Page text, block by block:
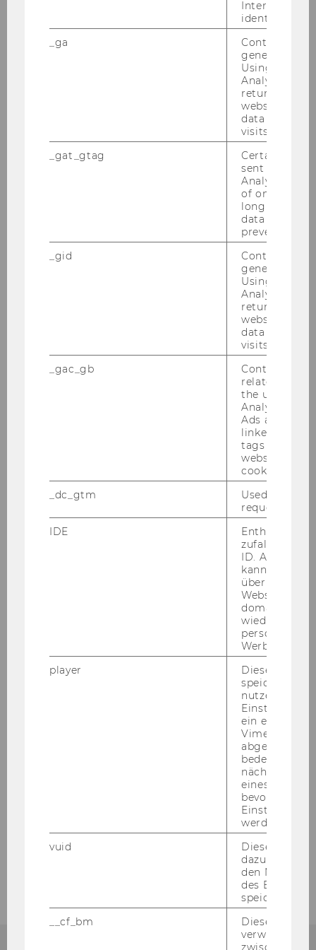
Ver­gan­ge­ne Well­be­ing Days
Aktivitätenkalender Wintersemester 2026/27
Peergroups für Studierende
Library & Learning Center (LC) | Ebene +2
Mo - Do | 09:00 – 12:00
Interessen zu
identifizieren.
_ga
Contains a
generated
Using this
Analytics can
returning
website and
data from
visits.
_gat_gtag
Certain data
sent to
Analytics a
of once per
long as it is
data
prevented.
_gid
Contains a
generated
Using this
Analytics can
returning
website and
data from
visits.
_gac_gb
Contains
related
the user. If
Analytics and
Ads accounts
linked, the
tags on the
website read
cookie.
_dc_gtm
Used to
request rate.
IDE
Enthält eine
ID. Anhand
kann Google
über
Websites
Werbung
player
Dieses Cookie
speichert
ein
Vimeo-Video
abgespielt
bedeutet,
nächsten
eines Vimeo-
bevorzugten
werden.
vuid
Dieser
dazu
den
des
speichern.
__cf_bm
Dieses
verwendet,
zwischen